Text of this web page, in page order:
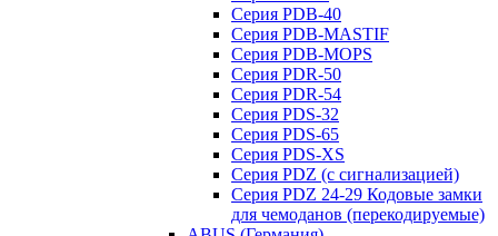
Серия PDB-40
Серия PDB-MASTIF
Серия PDB-MOPS
Серия PDR-50
Серия PDR-54
Серия PDS-32
Серия PDS-65
Серия PDS-XS
Серия PDZ (с сигнализацией)
Серия PDZ 24-29 Кодовые замки
для чемоданов (перекодируемые)